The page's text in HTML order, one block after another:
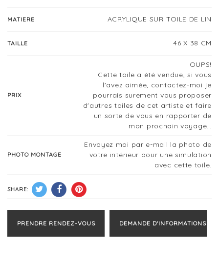
MATIERE ACRYLIQUE SUR TOILE DE LIN
TAILLE 46 X 38 CM
PRIX
OUPS!
Cette toile a été vendue, si vous
l'avez aimée, contactez-moi je
pourrais surement vous proposer
d'autres toiles de cet artiste et faire
un sorte de vous en rapporter de
mon prochain voyage…
PHOTO MONTAGE
Envoyez moi par e-mail la photo de
votre intérieur pour une simulation
avec cette toile.
SHARE:
PRENDRE RENDEZ-VOUS DEMANDE D'INFORMATIONS